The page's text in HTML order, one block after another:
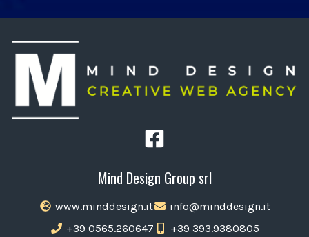
Mind Design Group srl
www.minddesign.it
info@minddesign.it
+39 0565.260647
+39 393.9380805